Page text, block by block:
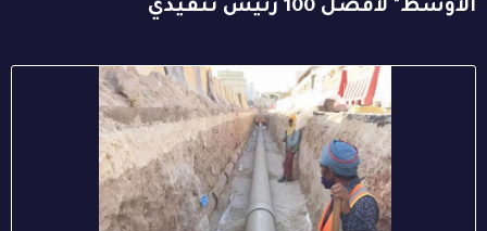
الأوسط" لأفضل 100 رئيس تنفيذي